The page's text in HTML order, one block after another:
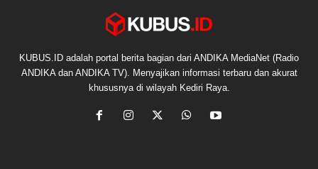
KUBUS.ID adalah portal berita bagian dari ANDIKA MediaNet (Radio
ANDIKA dan ANDIKA TV). Menyajikan informasi terbaru dan akurat
khususnya di wilayah Kediri Raya.